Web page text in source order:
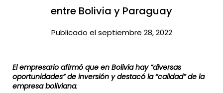
entre Bolivia y Paraguay
Publicado el septiembre 28, 2022
El empresario afirmó que en Bolivia hay “diversas
oportunidades” de inversión y destacó la “calidad” de la
empresa boliviana.